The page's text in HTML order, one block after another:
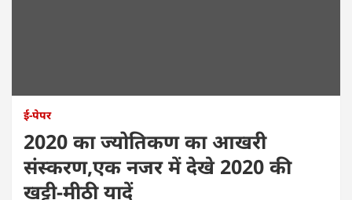
ई-पेपर
2020 का ज्योतिकण का आखरी
संस्करण,एक नजर में देखे 2020 की
खट्टी-मीठी यादें